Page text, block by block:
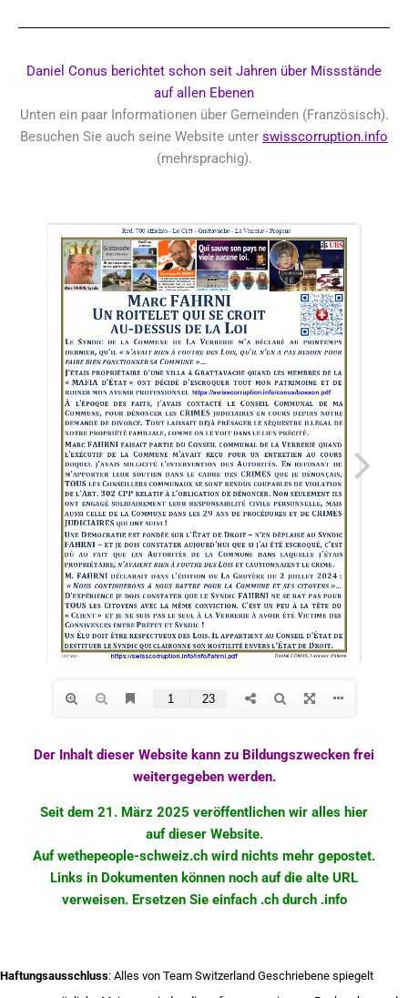
Daniel Conus berichtet schon seit Jahren über Missstände
auf allen Ebenen
Unten ein paar Informationen über Gemeinden (Französisch).
Besuchen Sie auch seine Website unter swisscorruption.info
(mehrsprachig).
Der Inhalt dieser Website kann zu Bildungszwecken frei
weitergegeben werden.
Seit dem 21. März 2025 veröffentlichen wir alles hier
auf dieser Website.
Auf wethepeople-schweiz.ch wird nichts mehr gepostet.
Links in Dokumenten können noch auf die alte URL
verweisen. Ersetzen Sie einfach .ch durch .info
Haftungsausschluss: Alles von Team Switzerland Geschriebene spiegelt